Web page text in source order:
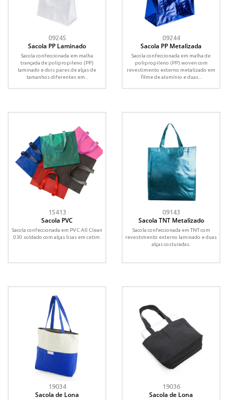
09245
Sacola PP Laminado
Sacola confeccionada em malha
trançada de polipropileno (PP)
laminado e dois pares de alças de
tamanhos diferentes em...
09244
Sacola PP Metalizada
Sacola confeccionada em malha de
polipropileno (PP) woven com
revestimento externo metalizado em
filme de alumínio e duas...
15413
Sacola PVC
Sacola confeccionada em PVC All Clean
030 soldado com alças lisas em cetim.
09143
Sacola TNT Metalizado
Sacola confeccionada em TNT com
revestimento externo laminado e duas
alças costuradas.
19034
Sacola de Lona
19036
Sacola de Lona